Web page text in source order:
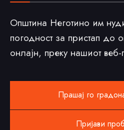
Општина Неготино им
погодност за пристап до
онлајн, преку нашиот веб-
Прашај го
Пријави